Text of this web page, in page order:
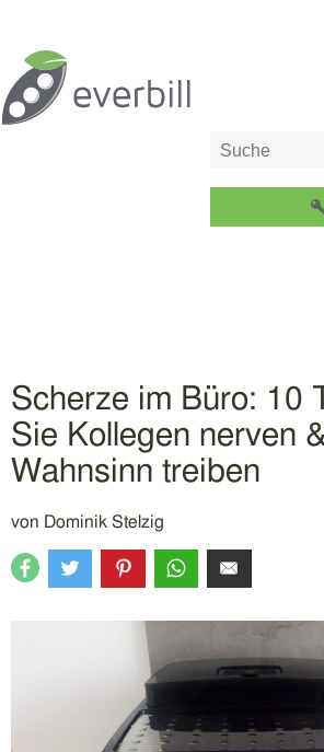
Scherze im Büro: 10
Sie Kollegen nerven
Wahnsinn treiben
von Dominik Stelzig